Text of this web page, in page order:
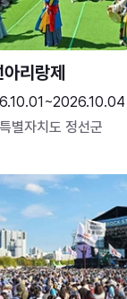
리랑제
별자치도 정선군